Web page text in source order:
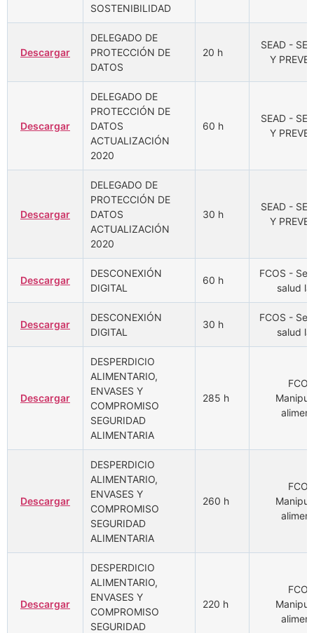
SOSTENIBILIDAD
Descargar
DELEGADO DE
PROTECCIÓN DE
DATOS
20 h
SEAD -
Y
Descargar
DELEGADO DE
PROTECCIÓN DE
DATOS
ACTUALIZACIÓN
2020
60 h
SEAD -
Y
Descargar
DELEGADO DE
PROTECCIÓN DE
DATOS
ACTUALIZACIÓN
2020
30 h
SEAD -
Y
Descargar
DESCONEXIÓN
DIGITAL
60 h
FCOS -
salud
Descargar
DESCONEXIÓN
DIGITAL
30 h
FCOS -
salud
Descargar
DESPERDICIO
ALIMENTARIO,
ENVASES Y
COMPROMISO
SEGURIDAD
ALIMENTARIA
285 h
Descargar
DESPERDICIO
ALIMENTARIO,
ENVASES Y
COMPROMISO
SEGURIDAD
ALIMENTARIA
260 h
Descargar
DESPERDICIO
ALIMENTARIO,
ENVASES Y
COMPROMISO
SEGURIDAD
220 h